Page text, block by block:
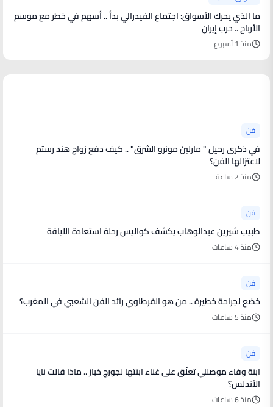
ما الذي يحرك الأسواق: اجتماع الفيدرالي بدأ .. أسهم في خطر مع موسم
الأرباح .. حرب إيران
منذ 1 أسبوع
فن
في ذكرى رحيل " مارلين مونرو الشرق" .. كيف دفع زواج هند رستم
لاعتزالها الفن؟
منذ 2 ساعة
فن
طبيب شيرين عبدالوهاب يكشف كواليس رحلة استعادة اللياقة
منذ 4 ساعات
فن
خضع لجراحة خطيرة .. من هو القرطاوي رائد الفن الشعبي في المغرب؟
منذ 5 ساعات
فن
ابنة وفاء موصللي تعلّق على غناء ابنتها لجورج خباز .. ماذا قالت نايا
الأندلس؟
منذ 6 ساعات